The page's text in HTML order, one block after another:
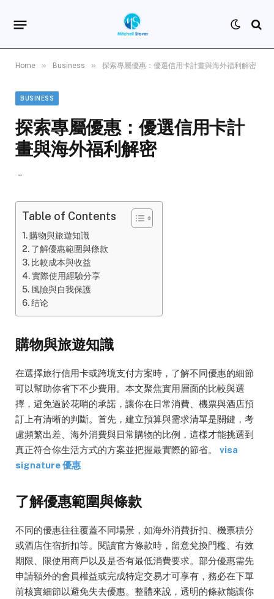
Home » Business » 探索專屬優惠：優選信用卡計畫與海外福利解密
BUSINESS
探索專屬優惠：優選信用卡計
畫與海外福利解密
Table of Contents
購物與旅遊知識
了解優惠範圍與條款
比較成本與收益
實際使用經驗分享
風險與自我保護
结论
購物與旅遊知識
在選擇旅行信用卡或跨境支付方案時，了解不同優惠的細節
可以幫助你省下不少費用。本文聚焦實用層面的比較與選
擇，避免過於花哨的承諾，讓你在日常消費、機票與酒店預
訂上有清晰的判斷。首先，建立預算與需求清單是關鍵，考
慮頻繁出差、海外消費與日常購物的比例，這樣才能挑選到
真正符合你生活方式的方案並把握最實際的節省。 visa
signature 優惠
了解優惠範圍與條款
不同的優惠往往覆蓋不同場景，如海外消費折扣、機票積分
或酒店住宿折扣等。閱讀官方條款時，留意兌換門檻、有效
期限、限使用商戶以及是否有最低消費要求。部分優惠需先
申請額外的會員權益或完成特定交易才可享有，務必在下單
前核實細節以避免失去優惠。整體來說，透明的條款能讓你